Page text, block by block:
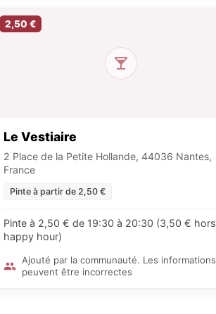
2,50 €
Le Vestiaire
2 Place de la Petite Hollande, 44036 Nantes,
France
Pinte à partir de 2,50 €
Pinte à 2,50 € de 19:30 à 20:30 (3,50 € hors
happy hour)
Ajouté par la communauté. Les informations
peuvent être incorrectes